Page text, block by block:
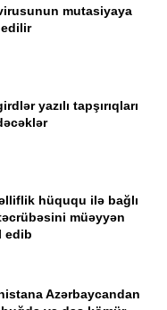
mutasiyaya
edilir
yazılı tapşırıqları
hüququ ilə bağlı
müəyyən
edib
Azərbaycandan